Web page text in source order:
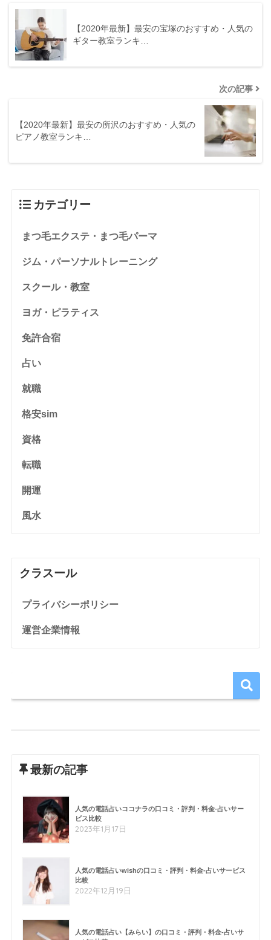
【2020年最新】最安の宝塚のおすすめ・人気の
ギター教室ランキ…
次の記事
【2020年最新】最安の所沢のおすすめ・人気の
ピアノ教室ランキ…
カテゴリー
まつ毛エクステ・まつ毛パーマ
ジム・パーソナルトレーニング
スクール・教室
ヨガ・ピラティス
免許合宿
占い
就職
格安sim
資格
転職
開運
風水
クラスール
プライバシーポリシー
運営企業情報
最新の記事
人気の電話占いココナラの口コミ・評判・料金-占いサー
ビス比較
2023年1月17日
人気の電話占いwishの口コミ・評判・料金-占いサービス
比較
2022年12月19日
人気の電話占い【みらい】の口コミ・評判・料金-占いサ